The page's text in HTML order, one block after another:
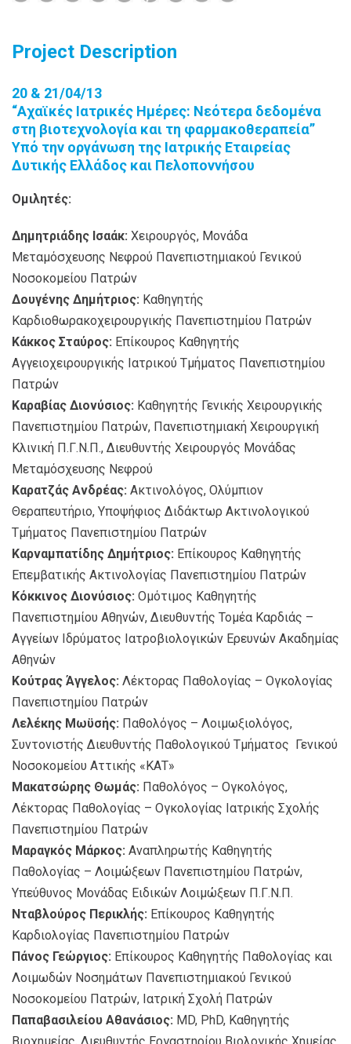
Project Description
20 & 21/04/13
“Αχαϊκές Ιατρικές Ημέρες: Νεότερα δεδομένα
στη βιοτεχνολογία και τη φαρμακοθεραπεία”
Υπό την οργάνωση της Ιατρικής Εταιρείας
Δυτικής Ελλάδος και Πελοποννήσου
Ομιλητές:
Δημητριάδης Ισαάκ: Χειρουργός, Μονάδα
Μεταμόσχευσης Νεφρού Πανεπιστημιακού Γενικού
Νοσοκομείου Πατρών
Δουγένης Δημήτριος: Καθηγητής
Καρδιοθωρακοχειρουργικής Πανεπιστημίου Πατρών
Κάκκος Σταύρος: Eπίκουρος Καθηγητής
Αγγειοχειρουργικής Ιατρικού Τμήματος Πανεπιστημίου
Πατρών
Καραβίας Διονύσιος: Καθηγητής Γενικής Χειρουργικής
Πανεπιστημίου Πατρών, Πανεπιστημιακή Χειρουργική
Κλινική Π.Γ.Ν.Π., Διευθυντής Χειρουργός Μονάδας
Μεταμόσχευσης Νεφρού
Καρατζάς Ανδρέας: Ακτινολόγος, Ολύμπιον
Θεραπευτήριο, Υποψήφιος Διδάκτωρ Ακτινολογικού
Τμήματος Πανεπιστημίου Πατρών
Καρναμπατίδης Δημήτριος: Επίκουρος Καθηγητής
Επεμβατικής Ακτινολογίας Πανεπιστημίου Πατρών
Κόκκινος Διονύσιος: Ομότιμος Καθηγητής
Πανεπιστημίου Αθηνών, Διευθυντής Τομέα Καρδιάς –
Αγγείων Ιδρύματος Ιατροβιολογικών Ερευνών Ακαδημίας
Αθηνών
Κούτρας Άγγελος: Λέκτορας Παθολογίας – Ογκολογίας
Πανεπιστημίου Πατρών
Λελέκης Μωϋσής: Παθολόγος – Λοιμωξιολόγος,
Συντονιστής Διευθυντής Παθολογικού Τμήματος Γενικού
Νοσοκομείου Αττικής «ΚΑΤ»
Μακατσώρης Θωμάς: Παθολόγος – Ογκολόγος,
Λέκτορας Παθολογίας – Ογκολογίας Ιατρικής Σχολής
Πανεπιστημίου Πατρών
Μαραγκός Μάρκος: Αναπληρωτής Καθηγητής
Παθολογίας – Λοιμώξεων Πανεπιστημίου Πατρών,
Υπεύθυνος Μονάδας Ειδικών Λοιμώξεων Π.Γ.Ν.Π.
Νταβλούρος Περικλής: Επίκουρος Καθηγητής
Καρδιολογίας Πανεπιστημίου Πατρών
Πάνος Γεώργιος: Επίκουρος Καθηγητής Παθολογίας και
Λοιμωδών Νοσημάτων Πανεπιστημιακού Γενικού
Νοσοκομείου Πατρών, Ιατρική Σχολή Πατρών
Παπαβασιλείου Αθανάσιος: MD, PhD, Καθηγητής